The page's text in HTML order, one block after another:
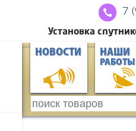
7
Установка
НОВОСТИ НАШИ
РАБОТЫ